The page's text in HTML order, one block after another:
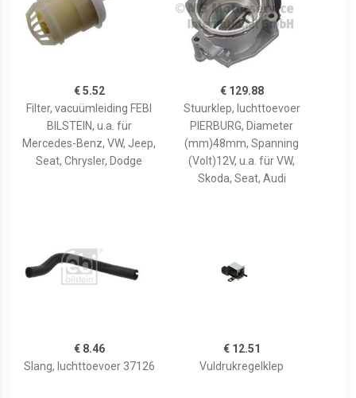
€ 5.52
Filter, vacuümleiding FEBI
BILSTEIN, u.a. für
Mercedes-Benz, VW, Jeep,
Seat, Chrysler, Dodge
€ 129.88
Stuurklep, luchttoevoer
PIERBURG, Diameter
(mm)48mm, Spanning
(Volt)12V, u.a. für VW,
Skoda, Seat, Audi
€ 8.46
Slang, luchttoevoer 37126
€ 12.51
Vuldrukregelklep